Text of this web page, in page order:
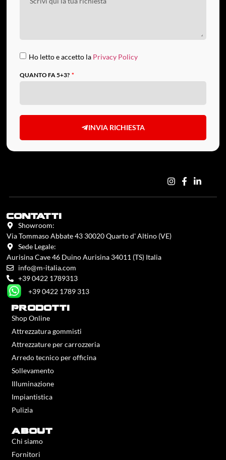
Ho letto e accetto la Privacy Policy
QUANTO FA 5+3?
INVIA RICHIESTA
contatti
Showroom:
Via Tommaso Abbate 43 30020 Quarto d' Altino (VE)
Sede Legale:
Aurisina Cave 46 Duino Aurisina 34011 (TS) Italia
info@m-italia.com
+39 0422 1789313
+39 0422 1789 313
prodotti
Shop Online
Attrezzatura gommisti
Attrezzature per carrozzeria
Arredo tecnico per officina
Sollevamento
Illuminazione
Impiantistica
Pulizia
about
Chi siamo
Fornitori